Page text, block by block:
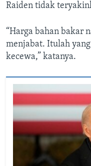
Raiden tidak
“Harga bahan bakar
menjabat. Itulah
kecewa,” katanya.